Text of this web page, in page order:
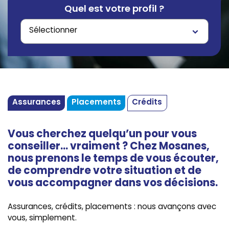
Quel est votre profil ?
Vous cherchez quelqu’un pour vous
conseiller… vraiment ? Chez Mosanes,
nous prenons le temps de vous écouter,
de comprendre votre situation et de
vous accompagner dans vos décisions.
Assurances, crédits, placements : nous avançons avec
vous, simplement.
Assurances Placements Crédits